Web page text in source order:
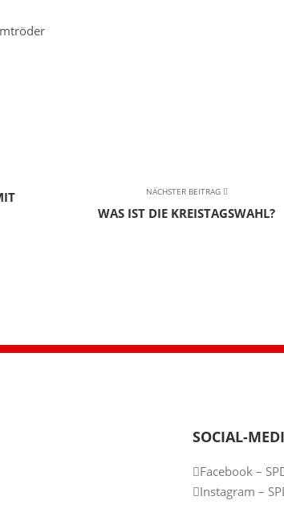
NÄCHSTER BEITRAG
WAS IST DIE KREISTAGSWAHL?
SOCIAL-
Facebook –
Instagram –